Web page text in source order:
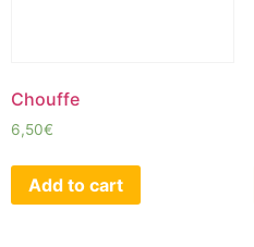
Chouffe
6,50€
Add to cart